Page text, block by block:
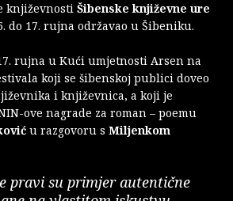
književnosti Šibenske književne ure
do 17. rujna održavao u Šibeniku.
rujna u Kući umjetnosti Arsen na
koji se šibenskoj publici doveo
i književnica, a koji je
ove nagrade za roman – poemu
u razgovoru s Miljenkom
pravi su primjer autentične